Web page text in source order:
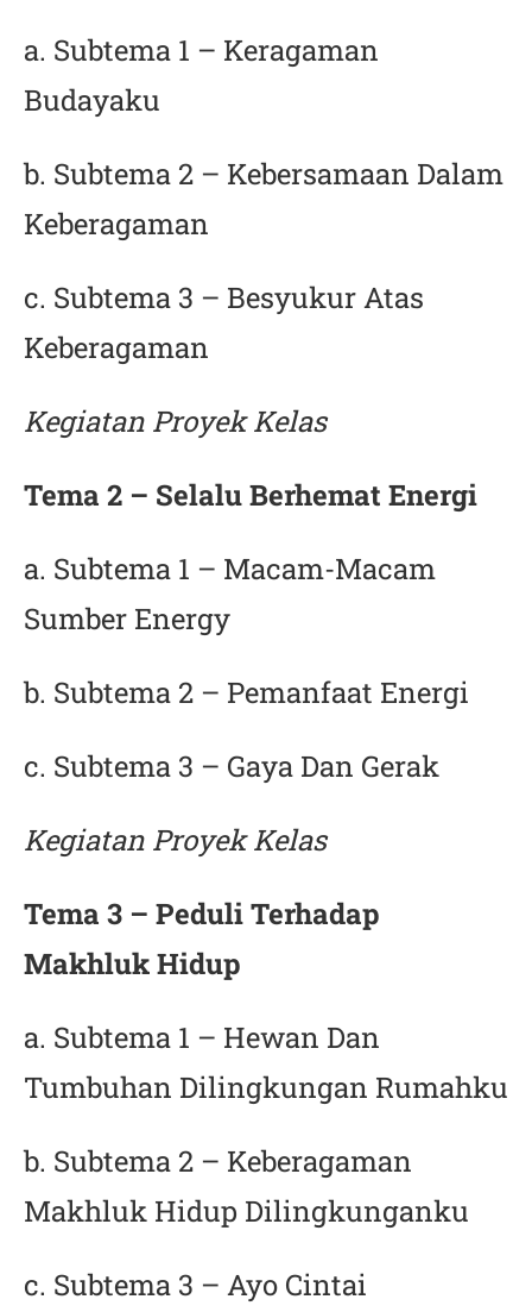
a. Subtema 1 – Keragaman
Budayaku
b. Subtema 2 – Kebersamaan Dalam
Keberagaman
c. Subtema 3 – Besyukur Atas
Keberagaman
Kegiatan Proyek Kelas
Tema 2 – Selalu Berhemat Energi
a. Subtema 1 – Macam-Macam
Sumber Energy
b. Subtema 2 – Pemanfaat Energi
c. Subtema 3 – Gaya Dan Gerak
Kegiatan Proyek Kelas
Tema 3 – Peduli Terhadap
Makhluk Hidup
a. Subtema 1 – Hewan Dan
Tumbuhan Dilingkungan Rumahku
b. Subtema 2 – Keberagaman
Makhluk Hidup Dilingkunganku
c. Subtema 3 – Ayo Cintai